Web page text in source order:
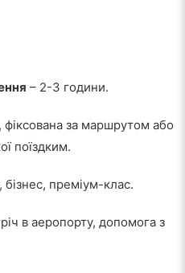
– 2-3 години.
фіксована за маршрутом або
поїздким.
бізнес, преміум-клас.
в аеропорту, допомога з